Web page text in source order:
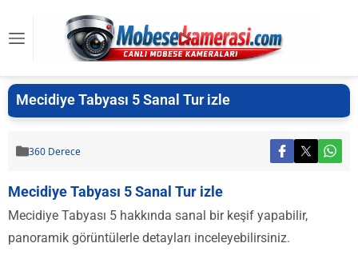
Mecidiye Tabyası 5 Sanal Tur izle
360 Derece
Mecidiye Tabyası 5 Sanal Tur izle
Mecidiye Tabyası 5 hakkında sanal bir keşif yapabilir,
panoramik görüntülerle detayları inceleyebilirsiniz.